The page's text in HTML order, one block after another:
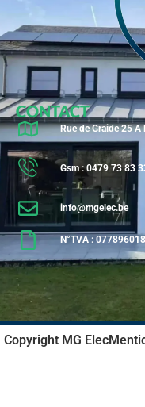
CONTACT
Rue de Graide 25
Gsm : 0479 73 83
info@mgelec.be
N°TVA :
Copyright MG Elec